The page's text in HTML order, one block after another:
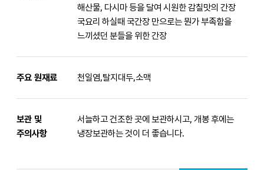
해산물, 다시마 등을 달여 시원한 감칠맛의 간장
국요리 하실때 국간장 만으로는 뭔가 부족함을
느끼셨던 분들을 위한 간장
주요 원재료 천일염,탈지대두,소맥
보관 및
주의사항
서늘하고 건조한 곳에 보관하시고, 개봉 후에는
냉장보관하는 것이 더 좋습니다.